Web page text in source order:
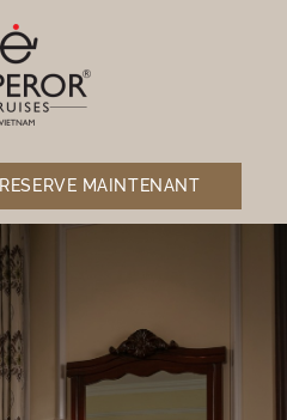
RESERVE MAINTENANT